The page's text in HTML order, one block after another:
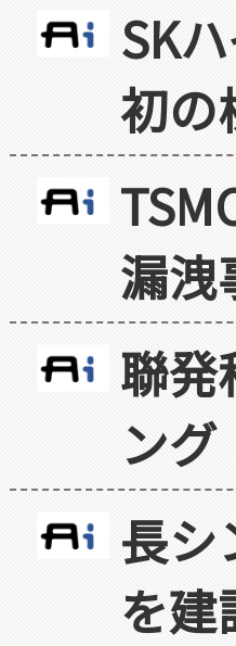
SK
初の
漏洩
聯発
ン
長シ
を建